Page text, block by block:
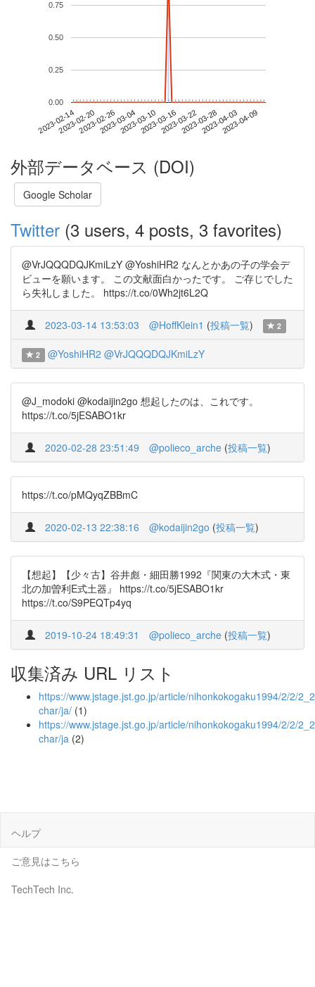
2023-02-142023-02-202023-02-262023-03-042023-03-102023-03-162023-03-222023-03-282023-04-032023-04-09
0.00
0.25
0.50
0.75
外部データベース (DOI)
Google Scholar
Twitter (3 users, 4 posts, 3 favorites)
@VrJQQQDQJKmiLzY @YoshiHR2 なんとかあの子の学会デ
ビューを願います。 この文献面白かったです。 ご存じでした
ら失礼しました。 https://t.co/0Wh2jt6L2Q
2023-03-14 13:53:03 @HoffKlein1 (投稿一覧) 2
2 @YoshiHR2 @VrJQQQDQJKmiLzY
@J_modoki @kodaijin2go 想起したのは、これです。
https://t.co/5jESABO1kr
2020-02-28 23:51:49 @polieco_arche (投稿一覧)
https://t.co/pMQyqZBBmC
2020-02-13 22:38:16 @kodaijin2go (投稿一覧)
【想起】【少々古】谷井彪・細田勝1992『関東の大木式・東
北の加曽利E式土器』 https://t.co/5jESABO1kr
https://t.co/S9PEQTp4yq
2019-10-24 18:49:31 @polieco_arche (投稿一覧)
収集済み URL リスト
https://www.jstage.jst.go.jp/article/nihonkokogaku1994/2/2/
char/ja/ (1)
https://www.jstage.jst.go.jp/article/nihonkokogaku1994/2/2/
char/ja (2)
ヘルプ
ご意見はこちら
TechTech Inc.